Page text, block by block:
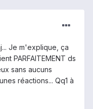
Je m'explique, ça
PARFAITEMENT ds
sans aucuns
réactions... Qq1 à